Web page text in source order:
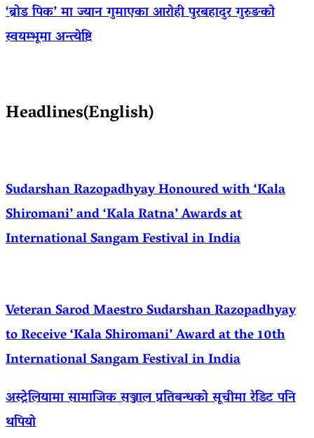
‘ब्रोड पिक’ मा ज्यान गुमाएका आराेही पुरबहादुर गुरुङको
स्वयम्भूमा अन्त्येष्टि
Headlines(English)
Sudarshan Razopadhyay Honoured with ‘Kala
Shiromani’ and ‘Kala Ratna’ Awards at
International Sangam Festival in India
Veteran Sarod Maestro Sudarshan Razopadhyay
to Receive ‘Kala Shiromani’ Award at the 10th
International Sangam Festival in India
अस्ट्रेलियामा सामाजिक सञ्जाल प्रतिबन्धको सूचीमा रेडिट पनि
थपियो